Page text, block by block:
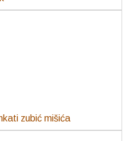
zubić mišića